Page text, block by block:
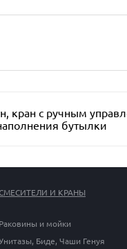
кран с ручным
бутылки
И КРАНЫ
Раковины и мойки
Биде, Чаши Генуя